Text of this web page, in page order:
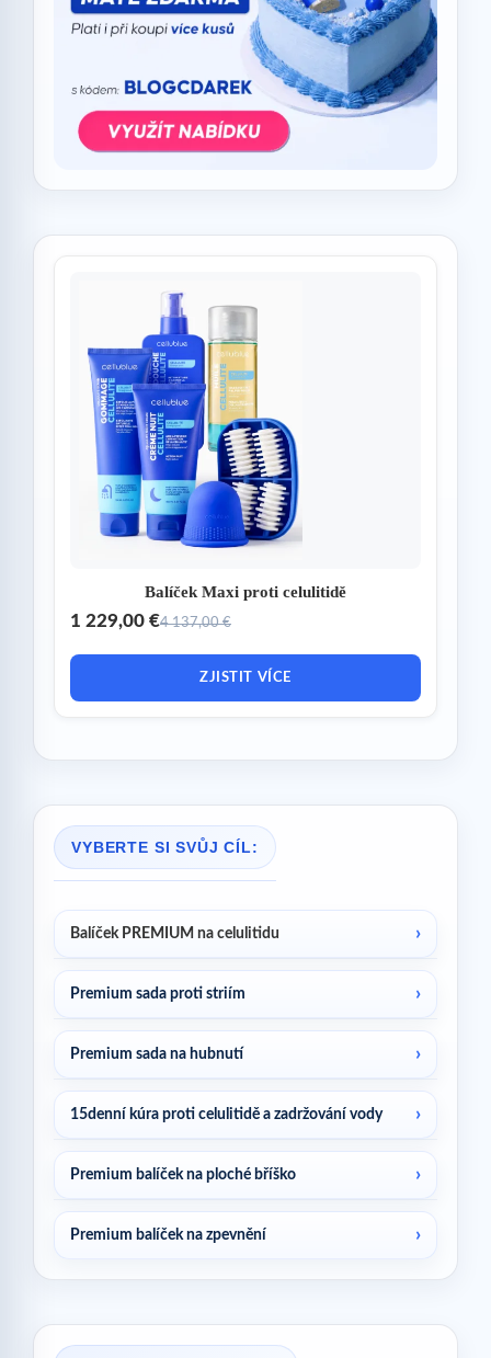
Balíček Maxi proti celulitidě
1 229,00 €4 137,00 €
ZJISTIT VÍCE
VYBERTE SI SVŮJ CÍL:
Balíček PREMIUM na celulitidu
Premium sada proti striím
Premium sada na hubnutí
15denní kúra proti celulitidě a zadržování vody
Premium balíček na ploché bříško
Premium balíček na zpevnění